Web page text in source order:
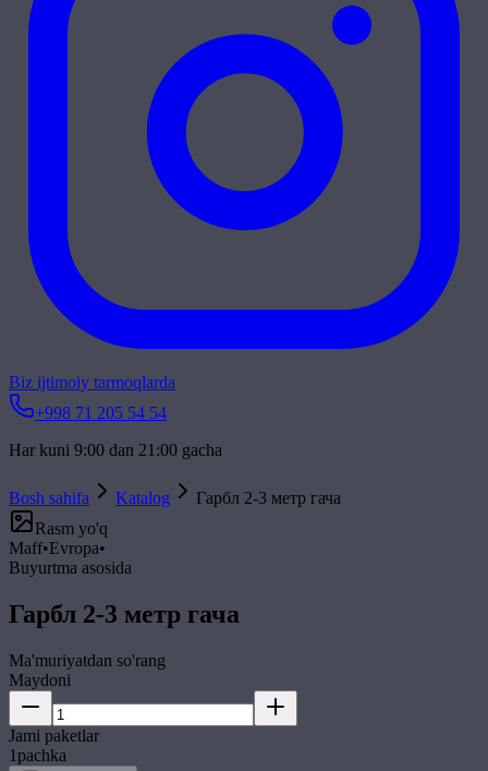
Biz ijtimoiy tarmoqlarda
+998 71 205 54 54
Har kuni 9:00 dan 21:00 gacha
Bosh sahifa Katalog
Гарбл 2-3 метр гача
Rasm yo'q
Maff•Evropa•
Buyurtma asosida
Гарбл 2-3 метр гача
Ma'muriyatdan so'rang
Maydoni
Jami paketlar
1pachka